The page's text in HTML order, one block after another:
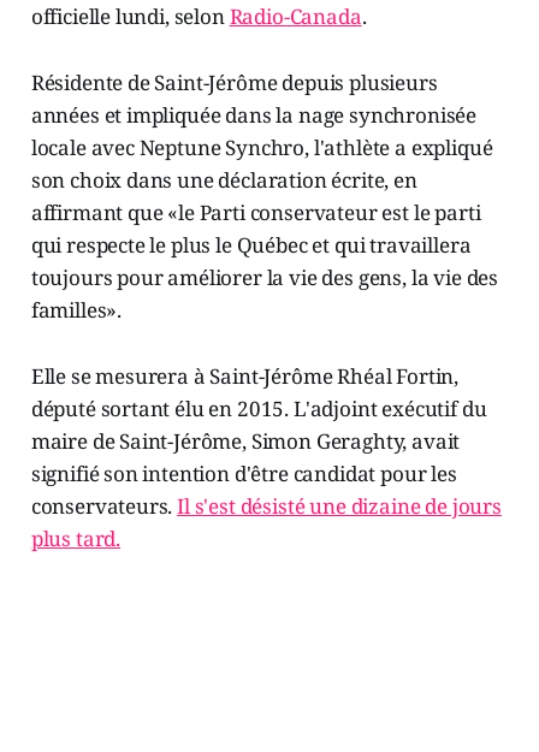
officielle lundi, selon Radio-Canada.
Résidente de Saint-Jérôme depuis plusieurs
années et impliquée dans la nage synchronisée
locale avec Neptune Synchro, l'athlète a expliqué
son choix dans une déclaration écrite, en
affirmant que «le Parti conservateur est le parti
qui respecte le plus le Québec et qui travaillera
toujours pour améliorer la vie des gens, la vie des
familles».
Elle se mesurera à Saint-Jérôme Rhéal Fortin,
député sortant élu en 2015. L'adjoint exécutif du
maire de Saint-Jérôme, Simon Geraghty, avait
signifié son intention d'être candidat pour les
conservateurs.Il s'est désisté une dizaine de jours
plus tard.